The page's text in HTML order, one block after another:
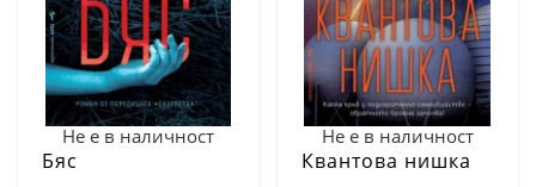
Не е в наличност
Бяс
Не е в наличност
Квантова нишка